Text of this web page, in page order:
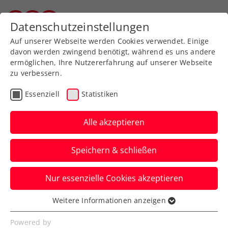
Zurück zur Newsübersicht
Turniere
Generali Open Kitzbühel:
Hartes Los für Misolic
Sebastian Ofner und Lukas Neumayer
starten beim ATP-Heimturnier indes
jeweils gegen einen Qualifikanten.
Verfasst von: Presseaussendung / Redaktion, 19.07.2025
Datenschutzeinstellungen
Auf unserer Webseite werden Cookies verwendet. Einige
davon werden zwingend benötigt, während es uns andere
ermöglichen, Ihre Nutzererfahrung auf unserer Webseite
zu verbessern.
Essenziell Statistiken
Alle akzeptieren
Speichern & schließen
Nur essenzielle Cookies akzeptieren
Essenziell
Essenzielle Cookies werden für grundlegende
Weitere Informationen anzeigen
Powered by